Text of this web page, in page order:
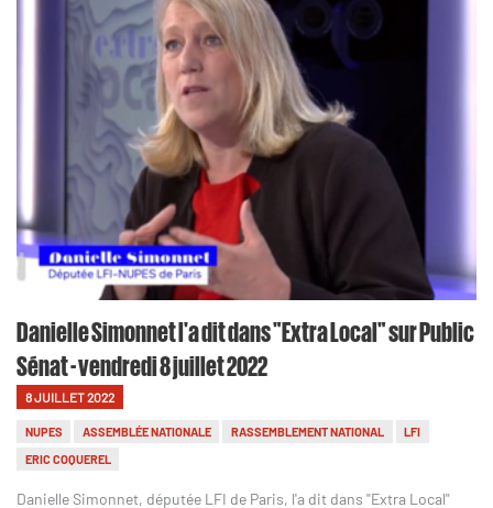
Danielle Simonnet l'a dit dans "Extra Local" sur Public
Sénat - vendredi 8 juillet 2022
8 JUILLET 2022
NUPES ASSEMBLÉE NATIONALE RASSEMBLEMENT NATIONAL
LFI
ERIC COQUEREL
Danielle Simonnet, députée LFI de Paris, l'a dit dans "Extra Local"